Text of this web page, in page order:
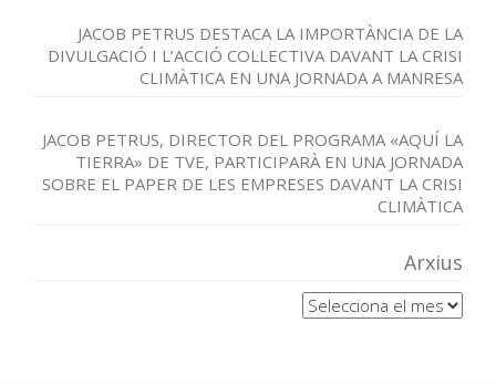
JACOB PETRUS DESTACA LA IMPORTÀNCIA DE LA
DIVULGACIÓ I L’ACCIÓ COL·LECTIVA DAVANT LA CRISI
CLIMÀTICA EN UNA JORNADA A MANRESA
JACOB PETRUS, DIRECTOR DEL PROGRAMA «AQUÍ LA
TIERRA» DE TVE, PARTICIPARÀ EN UNA JORNADA
SOBRE EL PAPER DE LES EMPRESES DAVANT LA CRISI
CLIMÀTICA
Arxius
Arxius